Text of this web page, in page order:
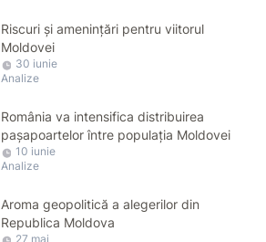
Riscuri și amenințări pentru viitorul
Moldovei
30 iunie
Analize
România va intensifica distribuirea
pașapoartelor între populația Moldovei
10 iunie
Analize
Aroma geopolitică a alegerilor din
Republica Moldova
27 mai